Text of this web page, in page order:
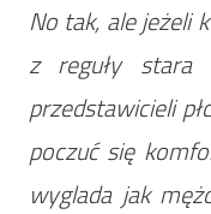
No tak, ale jeżeli
z reguły stara
przedstawicieli
poczuć się
wyglada jak